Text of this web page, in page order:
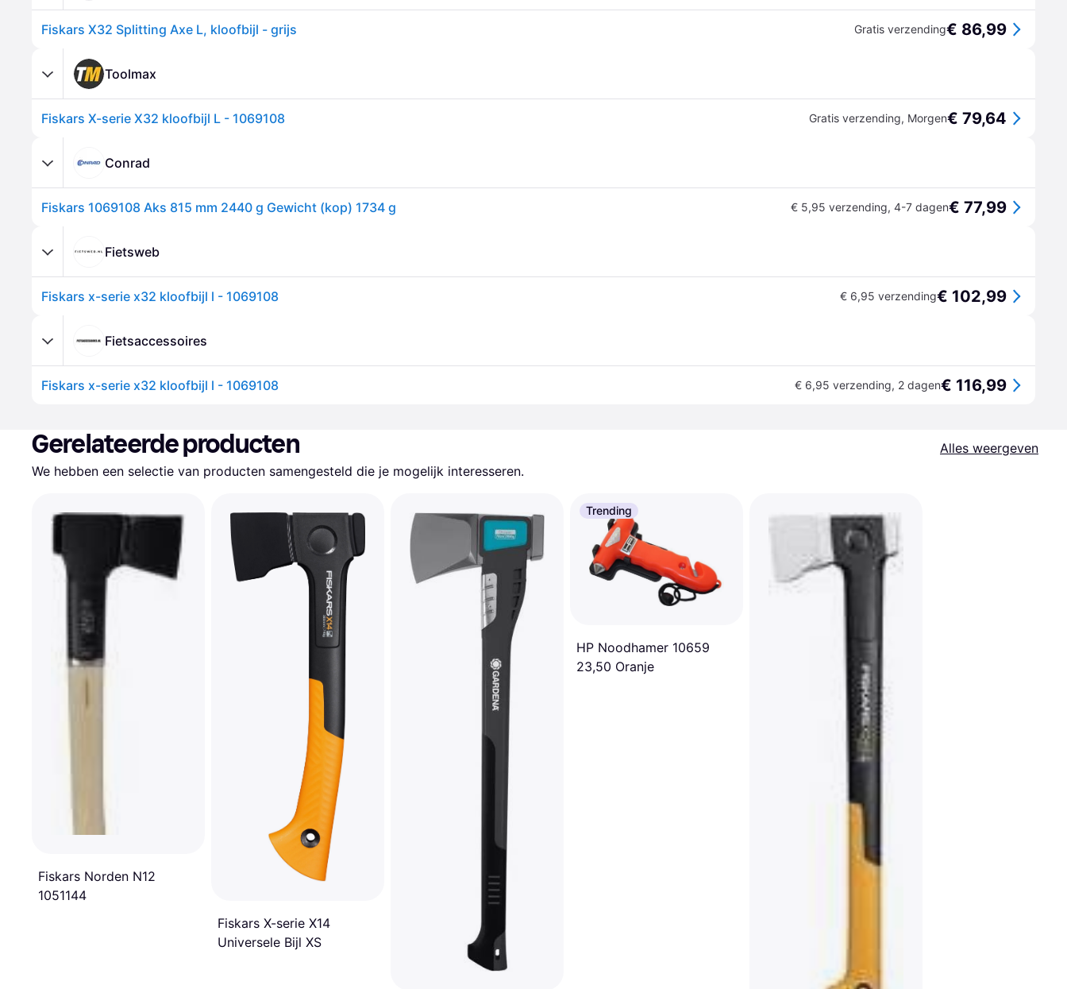
Fiskars X32 Splitting Axe L, kloofbijl - grijs Gratis verzending€ 86,99
Toolmax
Fiskars X-serie X32 kloofbijl L - 1069108 Gratis verzending, Morgen€ 79,64
Conrad
Fiskars 1069108 Aks 815 mm 2440 g Gewicht (kop) 1734 g € 5,95 verzending, 4-7 dagen€ 77,99
Fietsweb
Fiskars x-serie x32 kloofbijl l - 1069108 € 6,95 verzending€ 102,99
Fietsaccessoires
Fiskars x-serie x32 kloofbijl l - 1069108 € 6,95 verzending, 2 dagen€ 116,99
Gerelateerde producten
Alles weergeven
We hebben een selectie van producten samengesteld die je mogelijk interesseren.
Fiskars Norden N12
1051144
Fiskars X-serie X14
Universele Bijl XS
Trending
HP Noodhamer 10659
23,50 Oranje